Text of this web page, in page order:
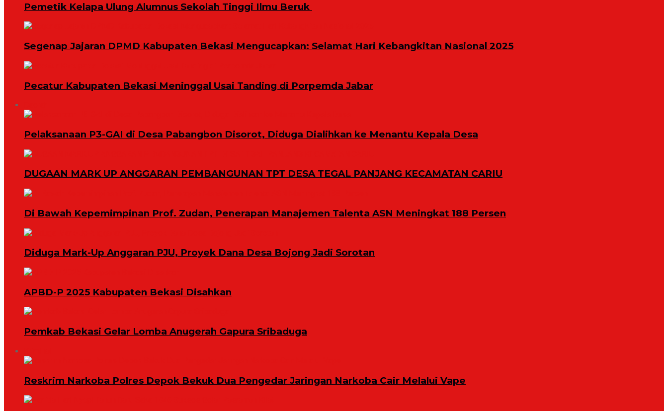
Pemetik Kelapa Ulung Alumnus Sekolah Tinggi Ilmu Beruk ‎
Segenap Jajaran DPMD Kabupaten Bekasi Mengucapkan: Selamat Hari Kebangkitan Nasional 2025
Pecatur Kabupaten Bekasi Meninggal Usai Tanding di Porpemda Jabar
Pelaksanaan P3-GAI di Desa Pabangbon Disorot, Diduga Dialihkan ke Menantu Kepala Desa
DUGAAN MARK UP ANGGARAN PEMBANGUNAN TPT DESA TEGAL PANJANG KECAMATAN CARIU
Di Bawah Kepemimpinan Prof. Zudan, Penerapan Manajemen Talenta ASN Meningkat 188 Persen
Diduga Mark-Up Anggaran PJU, Proyek Dana Desa Bojong Jadi Sorotan
APBD-P 2025 Kabupaten Bekasi Disahkan
Pemkab Bekasi Gelar Lomba Anugerah Gapura Sribaduga
Reskrim Narkoba Polres Depok Bekuk Dua Pengedar Jaringan Narkoba Cair Melalui Vape